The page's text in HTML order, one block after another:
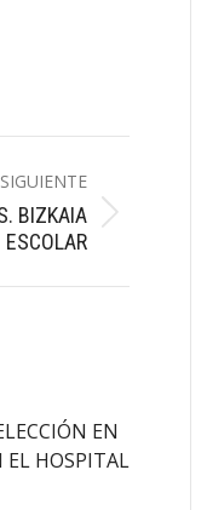
SIGUIENTE
BIZKAIA
ESCOLAR
EN
EL HOSPITAL